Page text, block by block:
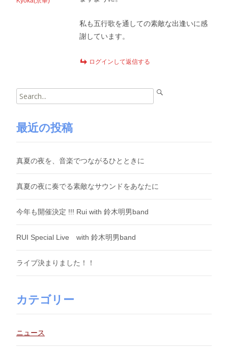
私も五行歌を通しての素敵な出逢いに感
謝しています。
ログインして返信する
Search
for:
最近の投稿
真夏の夜を、音楽でつながるひとときに
真夏の夜に奏でる素敵なサウンドをあなたに
今年も開催決定 !!! Rui with 鈴木明男band
RUI Special Live with 鈴木明男band
ライブ決まりました！！
カテゴリー
ニュース